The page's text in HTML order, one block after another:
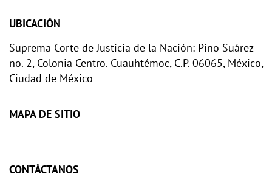
UBICACIÓN
Suprema Corte de Justicia de la Nación: Pino Suárez
no. 2, Colonia Centro. Cuauhtémoc, C.P. 06065, México,
Ciudad de México
MAPA DE SITIO
CONTÁCTANOS